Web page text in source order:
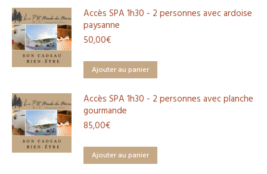
déjeuner
Accès SPA 1h30 - 2 personnes avec ardoise
paysanne
50,00€
Ajouter au panier
Accès SPA 1h30 - 2 personnes avec planche
gourmande
85,00€
Ajouter au panier